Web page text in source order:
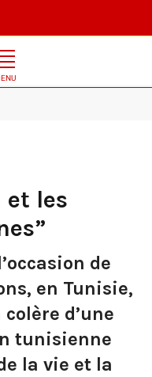
: “le peuple a faim et les
et les
de
en Tunisie,
d’une
tunisienne
la vie et la